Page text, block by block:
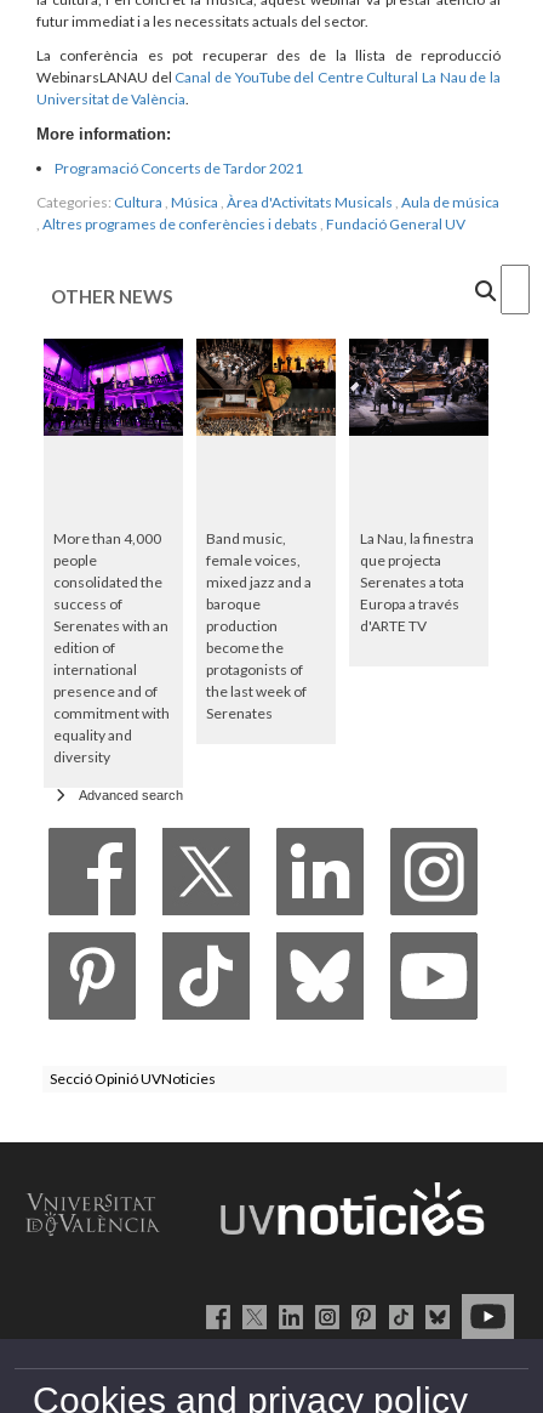
futur immediat i a les necessitats actuals del sector.
La conferència es pot recuperar des de la llista de reproducció
WebinarsLANAU del Canal de YouTube del Centre Cultural La Nau de la
Universitat de València.
More information:
Programació Concerts de Tardor 2021
Categories: Cultura , Música , Àrea d'Activitats Musicals , Aula de música
, Altres programes de conferències i debats , Fundació General UV
OTHER NEWS
More than 4,000
people
consolidated the
success of
Serenates with an
edition of
international
presence and of
commitment with
equality and
diversity
Band music,
female voices,
mixed jazz and a
baroque
production
become the
protagonists of
the last week of
Serenates
La Nau, la finestra
que projecta
Serenates a tota
Europa a través
d'ARTE TV
Advanced search
Secció Opinió UVNoticies
Cookies and privacy policy